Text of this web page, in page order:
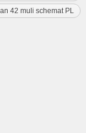
42 muli schemat PL